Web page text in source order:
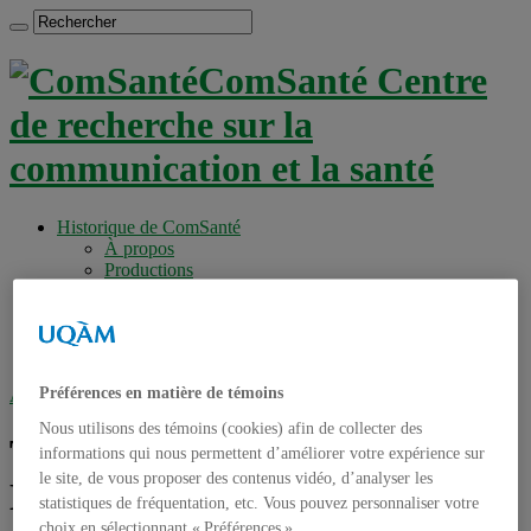
ComSanté Centre
de recherche sur la
communication et la santé
Historique de ComSanté
À propos
Productions
Chercheurs associés
Accueil»Tag archives : Michel Labrecque
Tag archives :Michel
Labrecque
Préférences en matière de témoins
Nous utilisons des témoins (cookies) afin de collecter des
informations qui nous permettent d’améliorer votre expérience sur
le site, de vous proposer des contenus vidéo, d’analyser les
statistiques de fréquentation, etc. Vous pouvez personnaliser votre